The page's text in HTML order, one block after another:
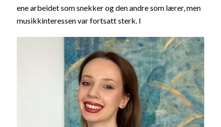
ene arbeidet som snekker og den andre som lærer, men
musikkinteressen var fortsatt sterk. I